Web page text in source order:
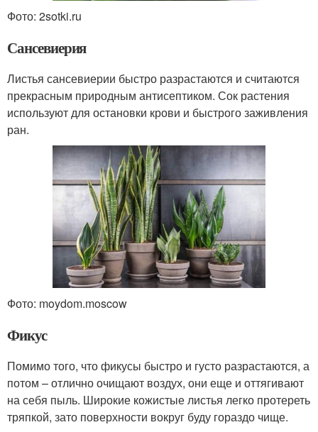
Фото: 2sotki.ru
Сансевиерия
Листья сансевиерии быстро разрастаются и считаются
прекрасным природным антисептиком. Сок растения
используют для остановки крови и быстрого заживления
ран.
Фото: moydom.moscow
Фикус
Помимо того, что фикусы быстро и густо разрастаются, а
потом – отлично очищают воздух, они еще и оттягивают
на себя пыль. Широкие кожистые листья легко протереть
тряпкой, зато поверхности вокруг буду гораздо чище.